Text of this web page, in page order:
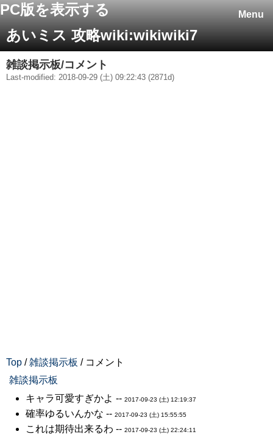
Menu
PC版を表示する
あいミス 攻略wiki:wikiwiki7
雑談掲示板/コメント
Last-modified: 2018-09-29 (土) 09:22:43 (2871d)
Top /雑談掲示板 / コメント
雑談掲示板
キャラ可愛すぎかよ -- 2017-09-23 (土) 12:19:37
確率ゆるいんかな -- 2017-09-23 (土) 15:55:55
これは期待出来るわ -- 2017-09-23 (土) 22:24:11